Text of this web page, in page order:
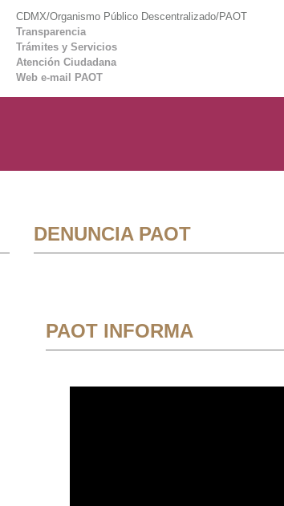
CDMX/Organismo Público Descentralizado/PAOT
Transparencia
Trámites y Servicios
Atención Ciudadana
Web e-mail PAOT
DENUNCIA PAOT
PAOT INFORMA